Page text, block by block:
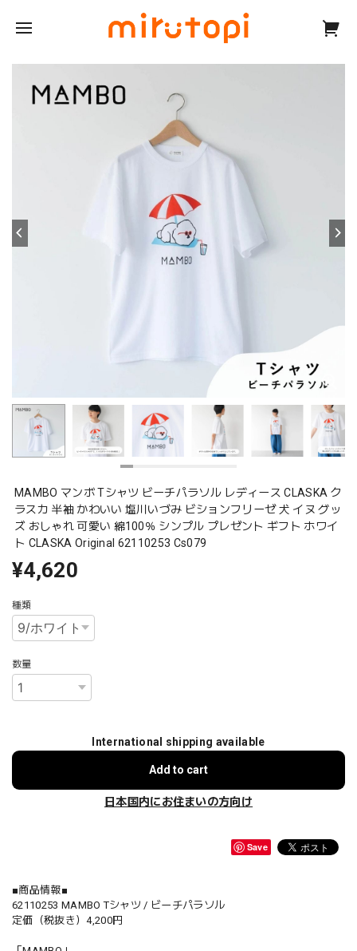
MAMBO マンボ Tシャツ ビーチパラソル レディース CLASKA ク
ラスカ 半袖 かわいい 塩川いづみ ビションフリーゼ 犬 イヌ グッ
ズ おしゃれ 可愛い 綿100％ シンプル プレゼント ギフト ホワイ
ト CLASKA Original 62110253 Cs079
¥4,620
種類
数量
International shipping available
Add to cart
日本国内にお住まいの方向け
Save
■商品情報■
62110253 MAMBO Tシャツ / ビーチパラソル
定価（税抜き）4,200円